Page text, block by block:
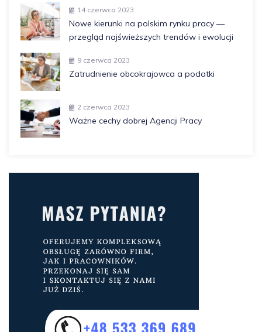
14 czerwca 2023
Nowe kierunki na polskim rynku pracy —
przegląd najświeższych trendów i ewolucji
9 czerwca 2023
Zatrudnienie obcokrajowca a podatki
2 czerwca 2023
Ważne cechy dobrej Agencji Pracy